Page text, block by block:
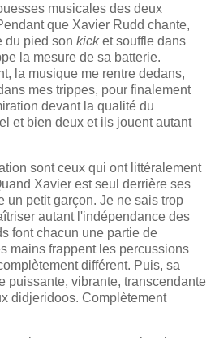
musicales des deux
que Xavier Rudd chante,
du pied son kicket souffle dans
la mesure de sa batterie.
la musique me rentre dedans,
mes trippes, pour finalement
devant la qualité du
et bien deux et ils jouent autant
sont ceux qui ont littéralement
Xavier est seul derrière ses
un petit garçon. Je ne sais trop
autant l'indépendance des
font chacun une partie de
mains frappent les percussions
différent. Puis, sa
puissante, vibrante, transcendante
didjeridoos. Complètement